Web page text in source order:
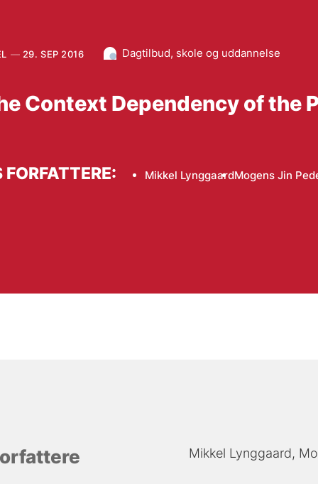
29. SEP 2016 Dagtilbud, skole og uddannelse
Context Dependency of the
Mikkel LynggaardMogens Jin
Mikkel Lynggaard